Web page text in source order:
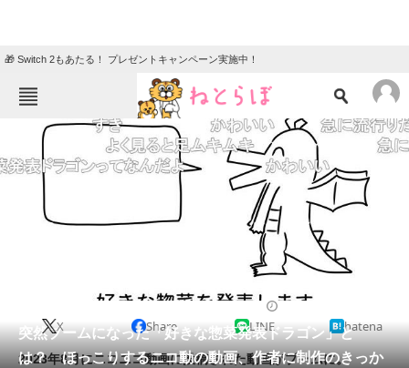
🎁 Switch 2もあたる！ プレゼントキャンペーン実施中！
ねとらぼメニュー
ニュース
エンタメ クイズ
教育・育児
リサーチ
会員記事
突然ブームになった「好きな惣菜発表ドラゴン」と
は？ ほっこりするニコ動の動画、作者に制作のきっか
X Share LINE hatena
2023年8月にニコニコ動画に投稿された動画がブームに。